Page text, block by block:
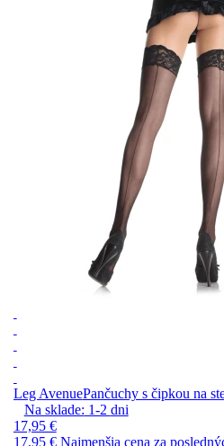
Leg AvenuePančuchy s čipkou na
Na sklade: 1-2 dni
17,95 €
17,95 € Najmenšia cena za